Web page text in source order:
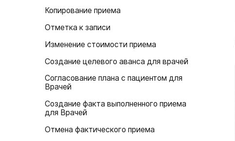
Копирование приема
Отметка к записи
Изменение стоимости приема
Создание целевого аванса для врачей
Согласование плана с пациентом для
Врачей
Создание факта выполненного приема
для Врачей
Отмена фактического приема